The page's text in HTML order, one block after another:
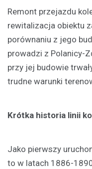
Remont przejazdu
rewitalizacja obiektu
porównaniu z jego
prowadzi z Polanicy-
przy jej budowie
trudne warunki
Krótka historia linii
Jako pierwszy
to w latach 1886-